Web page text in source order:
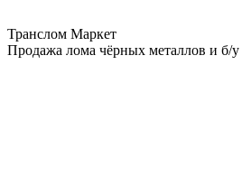
Транслом Маркет
Продажа лома чёрных металлов и б/у